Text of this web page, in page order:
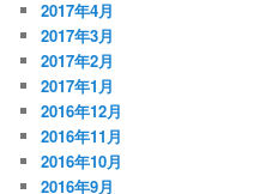
2017年4月
2017年3月
2017年2月
2017年1月
2016年12月
2016年11月
2016年10月
2016年9月